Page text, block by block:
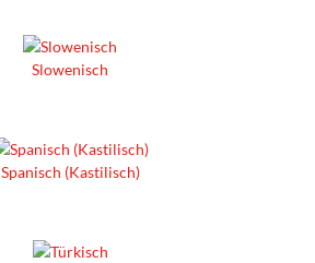
Slowenisch
Spanisch (Kastilisch)